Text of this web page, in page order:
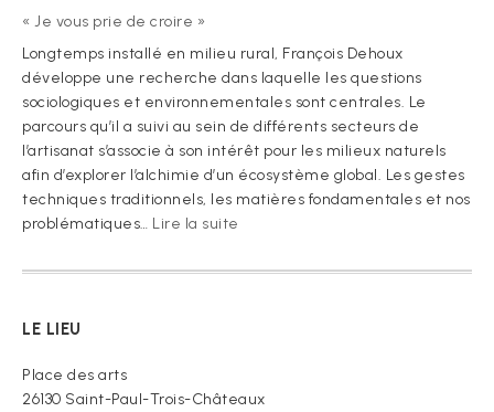
« Je vous prie de croire »
Longtemps installé en milieu rural, François Dehoux
développe une recherche dans laquelle les questions
sociologiques et environnementales sont centrales. Le
parcours qu’il a suivi au sein de différents secteurs de
l’artisanat s’associe à son intérêt pour les milieux naturels
afin d’explorer l’alchimie d’un écosystème global. Les gestes
techniques traditionnels, les matières fondamentales et nos
problématiques… Lire la suite
vous
LE LIEU
Place des arts
26130 Saint-Paul-Trois-Châteaux